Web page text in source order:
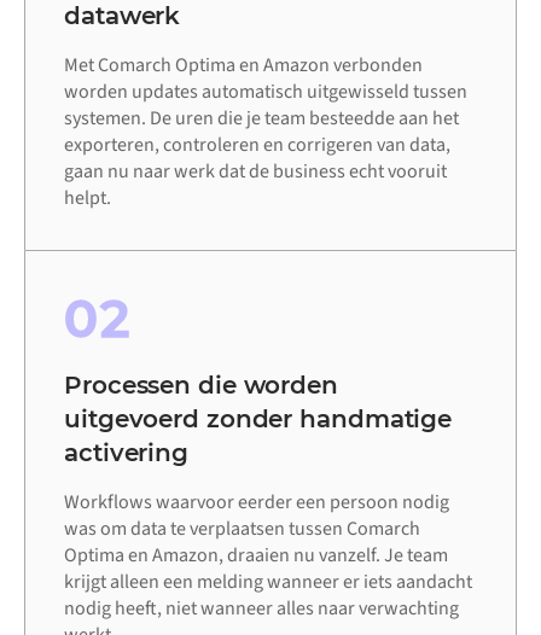
datawerk
Met Comarch Optima en Amazon verbonden
worden updates automatisch uitgewisseld tussen
systemen. De uren die je team besteedde aan het
exporteren, controleren en corrigeren van data,
gaan nu naar werk dat de business echt vooruit
helpt.
02
Processen die worden
uitgevoerd zonder handmatige
activering
Workflows waarvoor eerder een persoon nodig
was om data te verplaatsen tussen Comarch
Optima en Amazon, draaien nu vanzelf. Je team
krijgt alleen een melding wanneer er iets aandacht
nodig heeft, niet wanneer alles naar verwachting